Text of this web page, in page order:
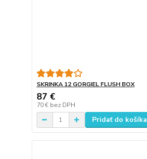
SKRINKA 12 GORGIEL FLUSH BOX
87 €
70 € bez DPH
Pridať do košíka